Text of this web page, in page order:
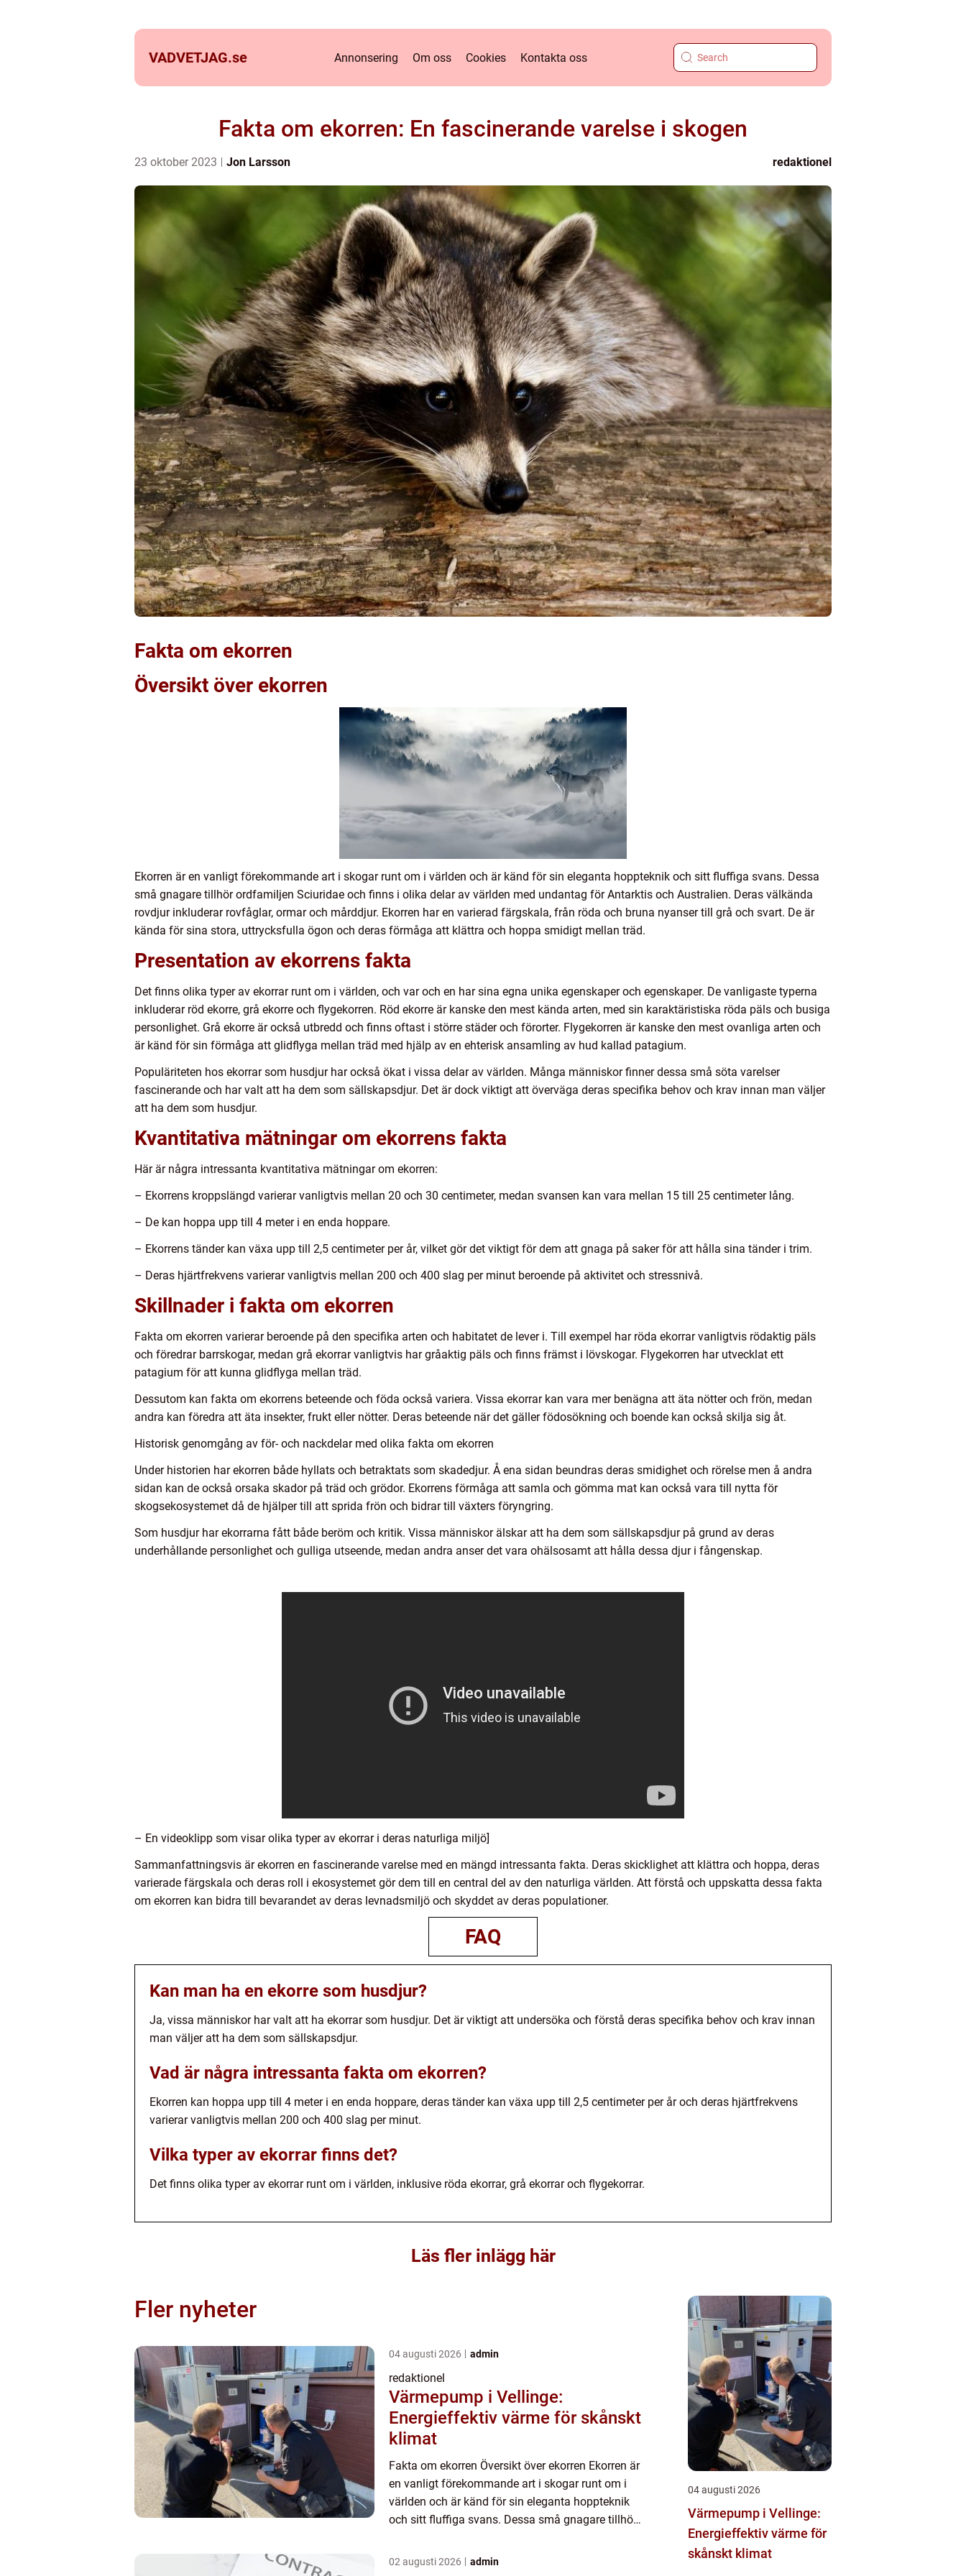
VADVETJAG.se Annonsering Om oss Cookies Kontakta oss
Fakta om ekorren: En fascinerande varelse i skogen
23 oktober 2023 Jon Larsson redaktionel
Fakta om ekorren
Översikt över ekorren
Ekorren är en vanligt förekommande art i skogar runt om i världen och är känd för sin eleganta hoppteknik och sitt fluffiga svans. Dessa
små gnagare tillhör ordfamiljen Sciuridae och finns i olika delar av världen med undantag för Antarktis och Australien. Deras välkända
rovdjur inkluderar rovfåglar, ormar och mårddjur. Ekorren har en varierad färgskala, från röda och bruna nyanser till grå och svart. De är
kända för sina stora, uttrycksfulla ögon och deras förmåga att klättra och hoppa smidigt mellan träd.
Presentation av ekorrens fakta
Det finns olika typer av ekorrar runt om i världen, och var och en har sina egna unika egenskaper och egenskaper. De vanligaste typerna
inkluderar röd ekorre, grå ekorre och flygekorren. Röd ekorre är kanske den mest kända arten, med sin karaktäristiska röda päls och busiga
personlighet. Grå ekorre är också utbredd och finns oftast i större städer och förorter. Flygekorren är kanske den mest ovanliga arten och
är känd för sin förmåga att glidflyga mellan träd med hjälp av en ehterisk ansamling av hud kallad patagium.
Populäriteten hos ekorrar som husdjur har också ökat i vissa delar av världen. Många människor finner dessa små söta varelser
fascinerande och har valt att ha dem som sällskapsdjur. Det är dock viktigt att överväga deras specifika behov och krav innan man väljer
att ha dem som husdjur.
Kvantitativa mätningar om ekorrens fakta
Här är några intressanta kvantitativa mätningar om ekorren:
– Ekorrens kroppslängd varierar vanligtvis mellan 20 och 30 centimeter, medan svansen kan vara mellan 15 till 25 centimeter lång.
– De kan hoppa upp till 4 meter i en enda hoppare.
– Ekorrens tänder kan växa upp till 2,5 centimeter per år, vilket gör det viktigt för dem att gnaga på saker för att hålla sina tänder i trim.
– Deras hjärtfrekvens varierar vanligtvis mellan 200 och 400 slag per minut beroende på aktivitet och stressnivå.
Skillnader i fakta om ekorren
Fakta om ekorren varierar beroende på den specifika arten och habitatet de lever i. Till exempel har röda ekorrar vanligtvis rödaktig päls
och föredrar barrskogar, medan grå ekorrar vanligtvis har gråaktig päls och finns främst i lövskogar. Flygekorren har utvecklat ett
patagium för att kunna glidflyga mellan träd.
Dessutom kan fakta om ekorrens beteende och föda också variera. Vissa ekorrar kan vara mer benägna att äta nötter och frön, medan
andra kan föredra att äta insekter, frukt eller nötter. Deras beteende när det gäller födosökning och boende kan också skilja sig åt.
Historisk genomgång av för- och nackdelar med olika fakta om ekorren
Under historien har ekorren både hyllats och betraktats som skadedjur. Å ena sidan beundras deras smidighet och rörelse men å andra
sidan kan de också orsaka skador på träd och grödor. Ekorrens förmåga att samla och gömma mat kan också vara till nytta för
skogsekosystemet då de hjälper till att sprida frön och bidrar till växters föryngring.
Som husdjur har ekorrarna fått både beröm och kritik. Vissa människor älskar att ha dem som sällskapsdjur på grund av deras
underhållande personlighet och gulliga utseende, medan andra anser det vara ohälsosamt att hålla dessa djur i fångenskap.
– En videoklipp som visar olika typer av ekorrar i deras naturliga miljö]
Sammanfattningsvis är ekorren en fascinerande varelse med en mängd intressanta fakta. Deras skicklighet att klättra och hoppa, deras
varierade färgskala och deras roll i ekosystemet gör dem till en central del av den naturliga världen. Att förstå och uppskatta dessa fakta
om ekorren kan bidra till bevarandet av deras levnadsmiljö och skyddet av deras populationer.
FAQ
Kan man ha en ekorre som husdjur?
Ja, vissa människor har valt att ha ekorrar som husdjur. Det är viktigt att undersöka och förstå deras specifika behov och krav innan
man väljer att ha dem som sällskapsdjur.
Vad är några intressanta fakta om ekorren?
Ekorren kan hoppa upp till 4 meter i en enda hoppare, deras tänder kan växa upp till 2,5 centimeter per år och deras hjärtfrekvens
varierar vanligtvis mellan 200 och 400 slag per minut.
Vilka typer av ekorrar finns det?
Det finns olika typer av ekorrar runt om i världen, inklusive röda ekorrar, grå ekorrar och flygekorrar.
Läs fler inlägg här
Fler nyheter
04 augusti 2026 admin
redaktionel
Värmepump i Vellinge:
Energieffektiv värme för skånskt
klimat
Fakta om ekorren Översikt över ekorren Ekorren är
en vanligt förekommande art i skogar runt om i
världen och är känd för sin eleganta hoppteknik
och sitt fluffiga svans. Dessa små gnagare tillhör
värld...
02 augusti 2026 admin
04 augusti 2026
Värmepump i Vellinge:
Energieffektiv värme för
skånskt klimat